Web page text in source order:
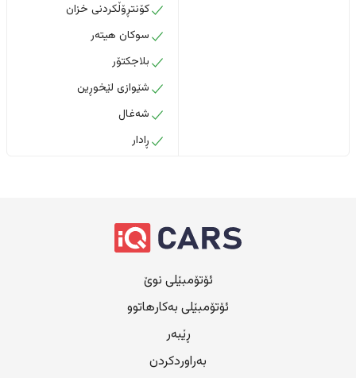
کۆنتڕۆڵکردنی خزان
سوکان هیتەر
بلاجکتۆر
شێوازی لێخوڕین
شەغال
ڕادار
ئۆتۆمبێلی نوێ
ئۆتۆمبێلی بەکارهاتوو
ڕێبەر
بەراوردکردن